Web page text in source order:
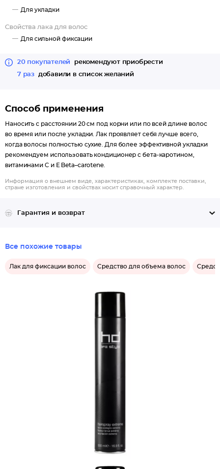
Для укладки
Свойства лака для волос
Для сильной фиксации
20 покупателей
рекомендуют приобрести
7 раз
добавили в список желаний
Способ применения
Наносить с расстоянии 20 см под корни или по всей длине волос
во время или после укладки. Лак проявляет себя лучше всего,
когда волосы полностью сухие. Для более эффективной укладки
рекомендуем использовать кондиционер с бета-каротином,
витаминами С и Е Beta–carotene.
Информация о внешнем виде, характеристиках, комплекте поставки,
стране изготовления и свойствах носит справочный характер.
Гарантия и возврат
Все похожие товары
Лак для фиксации волос Средство для объема волос